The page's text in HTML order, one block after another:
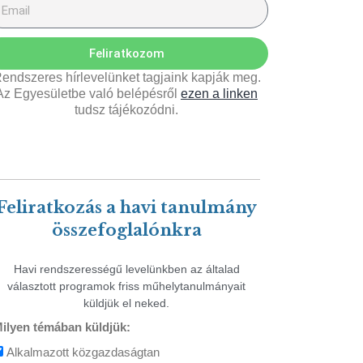
Feliratkozom
hírlevelünket tagjaink kapják meg.
Egyesületbe való belépésről ezen a linken
tudsz tájékozódni.
a havi tanulmány
összefoglalónkra
Havi rendszerességű levelünkben az általad
választott programok friss műhelytanulmányait
küldjük el neked.
témában küldjük:
Alkalmazott közgazdaságtan